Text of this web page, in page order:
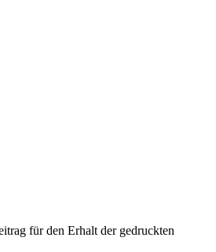
für den Erhalt der gedruckten